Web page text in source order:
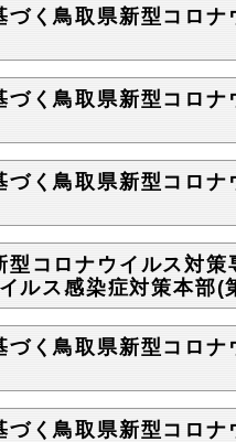
く鳥取県新型コロ
く鳥取県新型コロ
く鳥取県新型コロ
コロナウイルス対策
ルス感染症対策本部(
く鳥取県新型コロ
く鳥取県新型コロ